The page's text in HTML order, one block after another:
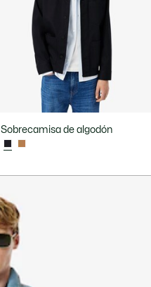
Sobrecamisa de algodón